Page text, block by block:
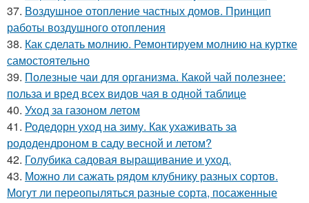
37. Воздушное отопление частных домов. Принцип
работы воздушного отопления
38. Как сделать молнию. Ремонтируем молнию на куртке
самостоятельно
39. Полезные чаи для организма. Какой чай полезнее:
польза и вред всех видов чая в одной таблице
40. Уход за газоном летом
41. Родедорн уход на зиму. Как ухаживать за
рододендроном в саду весной и летом?
42. Голубика садовая выращивание и уход.
43. Можно ли сажать рядом клубнику разных сортов.
Могут ли переопыляться разные сорта, посаженные